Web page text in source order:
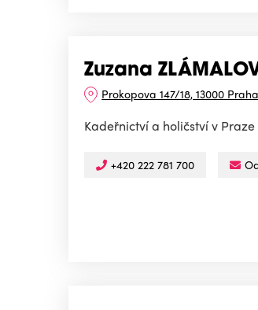
Zuzana
Prokopova 147/18, 13000 Praha
Kadeřnictví a holičství v
+420 222 781 700